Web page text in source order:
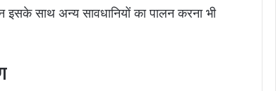
इसके साथ अन्य सावधानियों का पालन करना भी